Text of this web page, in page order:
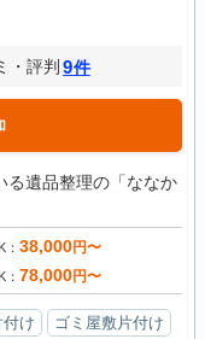
・評判 9件
る遺品整理の「ななか
38,000円〜
78,000円〜
付け
ゴミ屋敷片付け